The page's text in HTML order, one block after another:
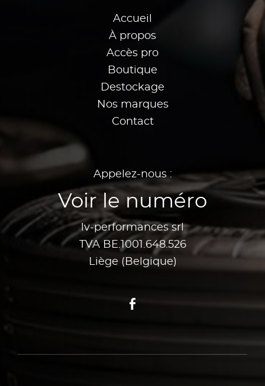
Accueil
À propos
Accès pro
Boutique
Destockage
Nos marques
Contact
Appelez-nous :
Voir le numéro
lv-performances srl
TVA BE.1001.648.526
Liège (Belgique)